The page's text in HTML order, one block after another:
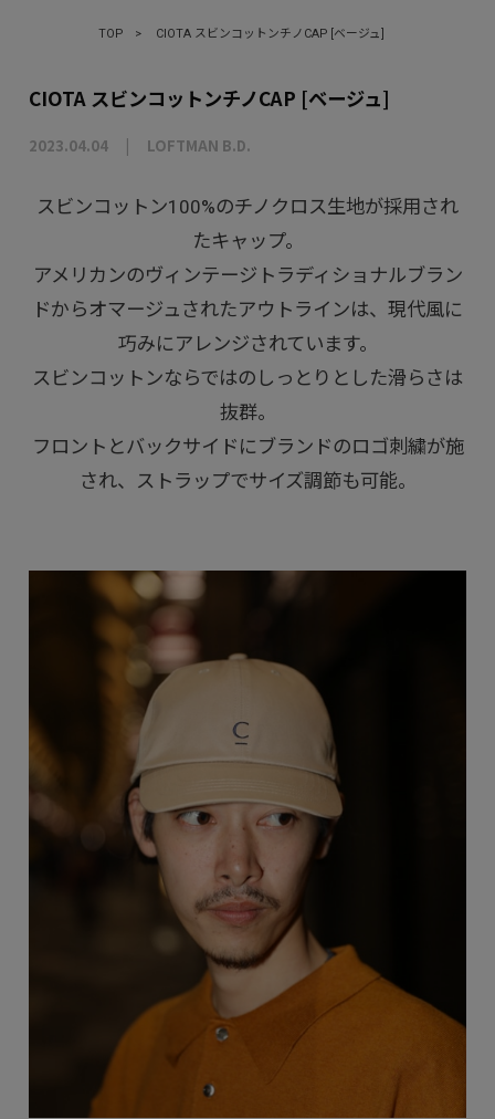
TOP > CIOTA スビンコットンチノCAP [ベージュ]
CIOTA スビンコットンチノCAP [ベージュ]
2023.04.04 LOFTMAN B.D.
スビンコットン100%のチノクロス生地が採用され
たキャップ。
アメリカンのヴィンテージトラディショナルブラン
ドからオマージュされたアウトラインは、現代風に
巧みにアレンジされています。
スビンコットンならではのしっとりとした滑らさは
抜群。
フロントとバックサイドにブランドのロゴ刺繍が施
され、ストラップでサイズ調節も可能。